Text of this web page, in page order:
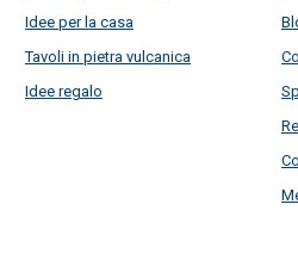
Idee per la casa
Tavoli in pietra vulcanica
Idee regalo